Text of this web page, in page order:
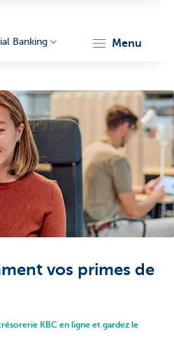
Banking menu
vos primes de
KBC en ligne et gardez le